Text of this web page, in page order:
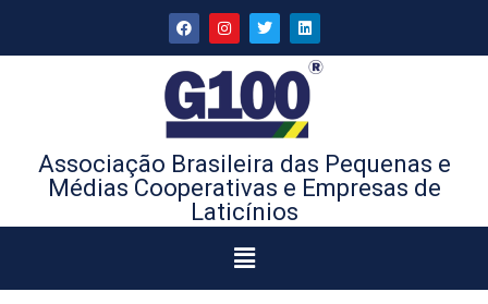
Associação Brasileira das Pequenas e
Médias Cooperativas e Empresas de
Laticínios